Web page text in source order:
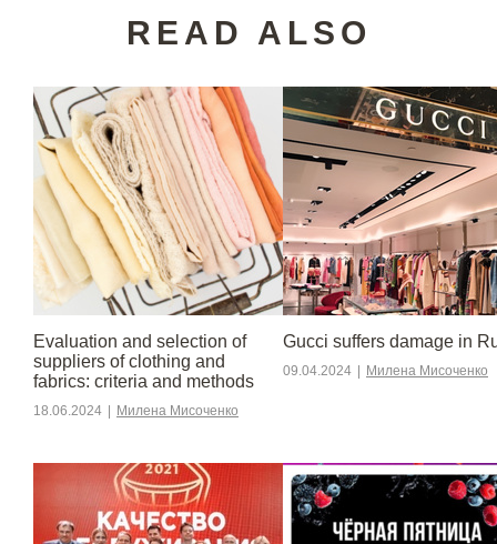
READ ALSO
Evaluation and selection of
suppliers of clothing and
fabrics: criteria and methods
18.06.2024 Милена Мисоченко
Gucci suffers damage in
09.04.2024 Милена Мисоченко